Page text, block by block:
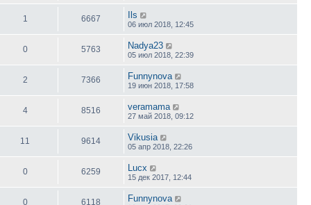
1 6667 Ils
06 июл 2018, 12:45
0 5763 Nadya23
05 июл 2018, 22:39
2 7366 Funnynova
19 июн 2018, 17:58
4 8516 veramama
27 май 2018, 09:12
11 9614 Vikusia
05 апр 2018, 22:26
0 6259 Lucx
15 дек 2017, 12:44
0 6118 Funnynova